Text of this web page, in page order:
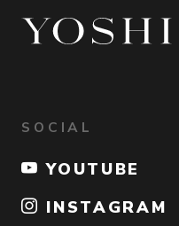
SOCIAL
YOUTUBE
INSTAGRAM